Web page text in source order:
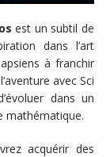
est un subtil de
dans l’art
à franchir
avec Sci
dans un
mathématique.
acquérir des